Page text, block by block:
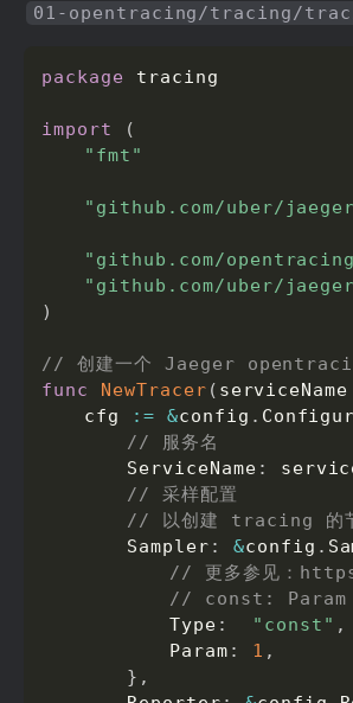
01-opentracing/tracing/
package tracing
import
(
"fmt"
"github.com/uber/
"github.com/
"github.com/uber/
)
// 创建一个 Jaeger
func
NewTracer ( serviceName
	cfg
:= &config .
// 服务名
		ServiceName
:
// 采样配置
// 以创建 tracing 的节
		Sampler
: &config .
// 更多参见：
// const: Param 为
			Type
: "const" ,
			Param
: 1 ,
} ,